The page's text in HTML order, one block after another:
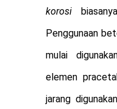
korosi
Penggunaan
mulai
elemen
jarang